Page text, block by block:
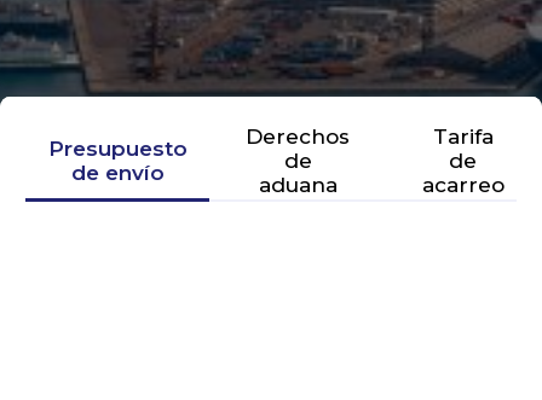
Presupuesto
de envío
Derechos
de
aduana
Tarifa
de
acarreo